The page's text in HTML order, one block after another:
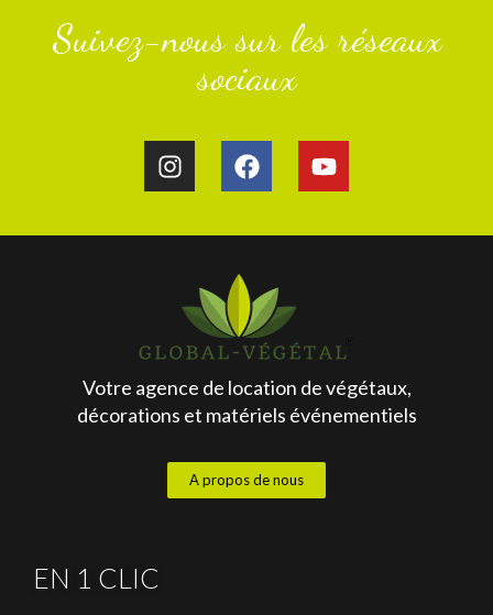
Suivez-nous sur les réseaux
sociaux
Votre agence de location de végétaux,
décorations et matériels événementiels
A propos de nous
EN 1 CLIC